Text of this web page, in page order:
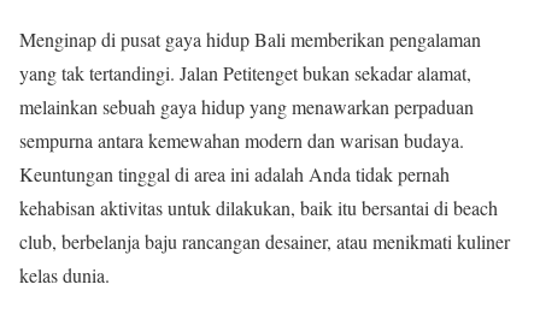
Menginap di pusat gaya hidup Bali memberikan pengalaman
yang tak tertandingi. Jalan Petitenget bukan sekadar alamat,
melainkan sebuah gaya hidup yang menawarkan perpaduan
sempurna antara kemewahan modern dan warisan budaya.
Keuntungan tinggal di area ini adalah Anda tidak pernah
kehabisan aktivitas untuk dilakukan, baik itu bersantai di beach
club, berbelanja baju rancangan desainer, atau menikmati kuliner
kelas dunia.